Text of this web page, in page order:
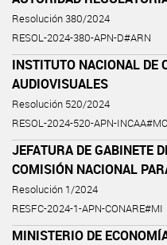
Resolución 380/2024
RESOL-2024-380-APN-D#ARN
INSTITUTO NACIONAL DE
AUDIOVISUALES
Resolución 520/2024
RESOL-2024-520-APN-
JEFATURA DE GABINETE
COMISIÓN NACIONAL
Resolución 1/2024
RESFC-2024-1-APN-CONARE#MI
MINISTERIO DE